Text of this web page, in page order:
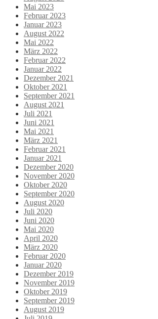
Mai 2023
Februar 2023
Januar 2023
August 2022
Mai 2022
März 2022
Februar 2022
Januar 2022
Dezember 2021
Oktober 2021
September 2021
August 2021
Juli 2021
Juni 2021
Mai 2021
März 2021
Februar 2021
Januar 2021
Dezember 2020
November 2020
Oktober 2020
September 2020
August 2020
Juli 2020
Juni 2020
Mai 2020
April 2020
März 2020
Februar 2020
Januar 2020
Dezember 2019
November 2019
Oktober 2019
September 2019
August 2019